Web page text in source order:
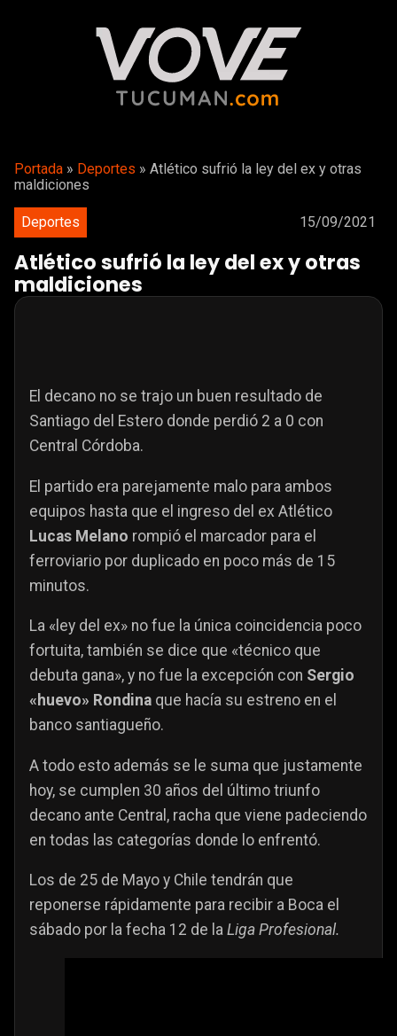
Portada » Deportes » Atlético sufrió la ley del ex y otras
maldiciones
Deportes 15/09/2021
Atlético sufrió la ley del ex y otras
maldiciones
El decano no se trajo un buen resultado de
Santiago del Estero donde perdió 2 a 0 con
Central Córdoba.
El partido era parejamente malo para ambos
equipos hasta que el ingreso del ex Atlético
Lucas Melano rompió el marcador para el
ferroviario por duplicado en poco más de 15
minutos.
La «ley del ex» no fue la única coincidencia poco
fortuita, también se dice que «técnico que
debuta gana», y no fue la excepción con Sergio
«huevo» Rondina que hacía su estreno en el
banco santiagueño.
A todo esto además se le suma que justamente
hoy, se cumplen 30 años del último triunfo
decano ante Central, racha que viene padeciendo
en todas las categorías donde lo enfrentó.
Los de 25 de Mayo y Chile tendrán que
reponerse rápidamente para recibir a Boca el
sábado por la fecha 12 de la Liga Profesional.